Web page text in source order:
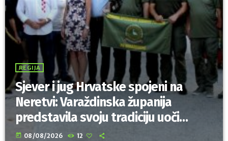
REGIJA
Sjever i jug Hrvatske spojeni na
Neretvi: Varaždinska županija
predstavila svoju tradiciju uoči
Maratona lađa
today 08/08/2026 12